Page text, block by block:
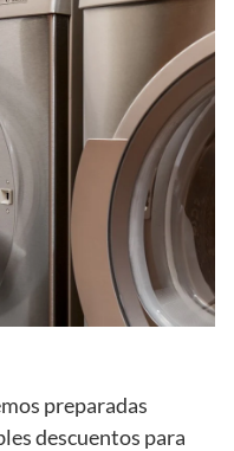
preparadas
descuentos para